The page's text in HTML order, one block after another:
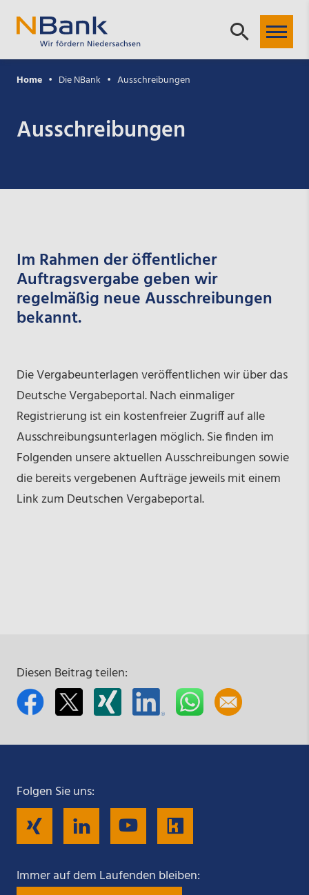
Home Die NBank Ausschreibungen
Ausschreibungen
Im Rahmen der öffentlicher
Auftragsvergabe geben wir
regelmäßig neue Ausschreibungen
bekannt.
Die Vergabeunterlagen veröffentlichen wir über das
Deutsche Vergabeportal. Nach einmaliger
Registrierung ist ein kostenfreier Zugriff auf alle
Ausschreibungsunterlagen möglich. Sie finden im
Folgenden unsere aktuellen Ausschreibungen sowie
die bereits vergebenen Aufträge jeweils mit einem
Link zum Deutschen Vergabeportal.
Diesen Beitrag teilen:
Folgen Sie uns:
Folgen
Sie
Folgen
Sie
Folgen
Sie Sie
Immer auf dem Laufenden bleiben: